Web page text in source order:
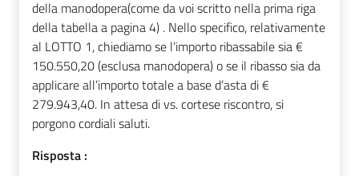
della manodopera(come da voi scritto nella prima riga
della tabella a pagina 4) . Nello specifico, relativamente
al LOTTO 1, chiediamo se l’importo ribassabile sia €
150.550,20 (esclusa manodopera) o se il ribasso sia da
applicare all’importo totale a base d’asta di €
279.943,40. In attesa di vs. cortese riscontro, si
porgono cordiali saluti.
Risposta :